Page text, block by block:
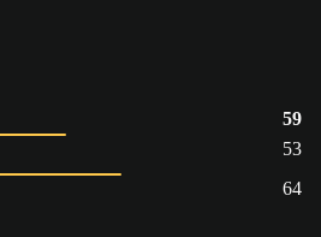
59
53
64